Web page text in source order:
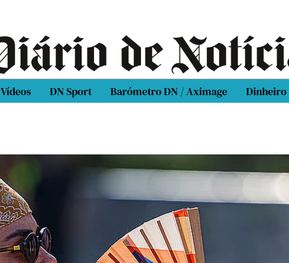
Vídeos DN Sport Barómetro DN / Aximage Dinheiro